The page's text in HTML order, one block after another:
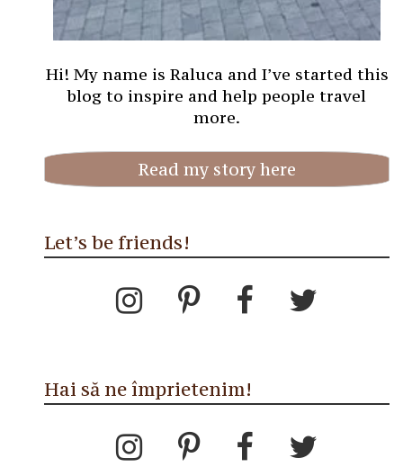
Hi! My name is Raluca and I’ve started this
blog to inspire and help people travel
more.
Read my story here
Let’s be friends!
Hai să ne împrietenim!